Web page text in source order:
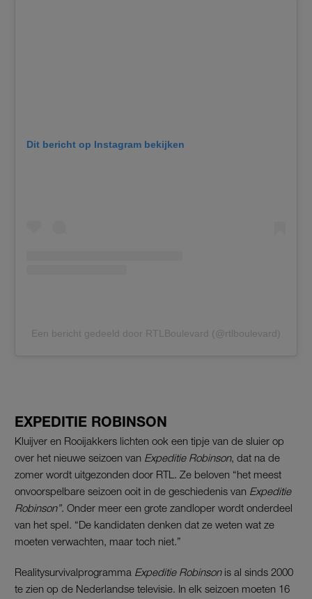
Dit bericht op Instagram bekijken
Een bericht gedeeld door RTLBoulevard (@rtlboulevard)
EXPEDITIE ROBINSON
Kluijver en Rooijakkers lichten ook een tipje van de sluier op
over het nieuwe seizoen van Expeditie Robinson, dat na de
zomer wordt uitgezonden door RTL. Ze beloven “het meest
onvoorspelbare seizoen ooit in de geschiedenis van Expeditie
Robinson”. Onder meer een grote zandloper wordt onderdeel
van het spel. “De kandidaten denken dat ze weten wat ze
moeten verwachten, maar toch niet.”
Realitysurvivalprogramma Expeditie Robinson is al sinds 2000
te zien op de Nederlandse televisie. In elk seizoen moeten 16